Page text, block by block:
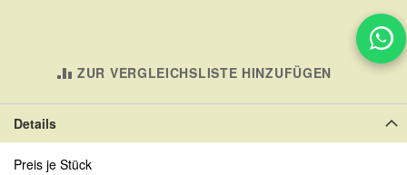
ZUR VERGLEICHSLISTE HINZUFÜGEN
Details
Preis je Stück